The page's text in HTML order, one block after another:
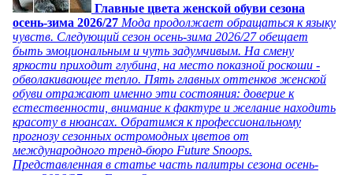
Главные цвета женской обуви сезона
осень-зима 2026/27 Мода продолжает обращаться к языку
чувств. Следующий сезон осень-зима 2026/27 обещает
быть эмоциональным и чуть задумчивым. На смену
яркости приходит глубина, на место показной роскоши -
обволакивающее тепло. Пять главных оттенков женской
обуви отражают именно эти состояния: доверие к
естественности, внимание к фактуре и желание находить
красоту в нюансах. Обратимся к профессиональному
прогнозу сезонных остромодных цветов от
международного тренд-бюро Future Snoops.
Представленная в статье часть палитры сезона осень-